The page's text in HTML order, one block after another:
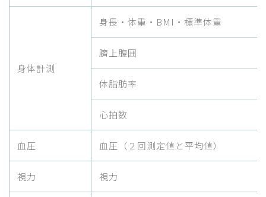
身体計測
身長・体重・BMI・標準体重
臍上腹囲
体脂肪率
心拍数
血圧 血圧（２回測定値と平均値）
視力 視力